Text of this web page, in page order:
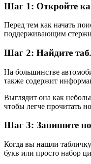
Шаг 1: Откройте
Перед тем как начать
поддерживающим
Шаг 2: Найдите
На большинстве
также содержит
Выглядит она как
чтобы легче прочитать
Шаг 3: Запишите
Когда вы нашли
букв или просто набор